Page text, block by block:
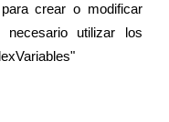
crear o modificar
utilizar los